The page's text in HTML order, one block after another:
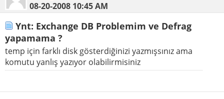
08-20-2008 10:45 AM
Ynt: Exchange DB Problemim ve Defrag
yapamama ?
temp için farklı disk gösterdiğinizi yazmışsınız ama
komutu yanlış yazıyor olabilirmisiniz